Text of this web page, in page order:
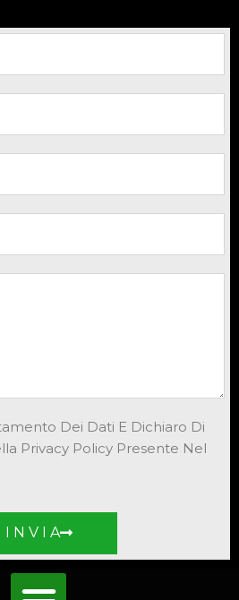
Dei Dati E Dichiaro Di
Privacy Policy Presente Nel
I N V I A